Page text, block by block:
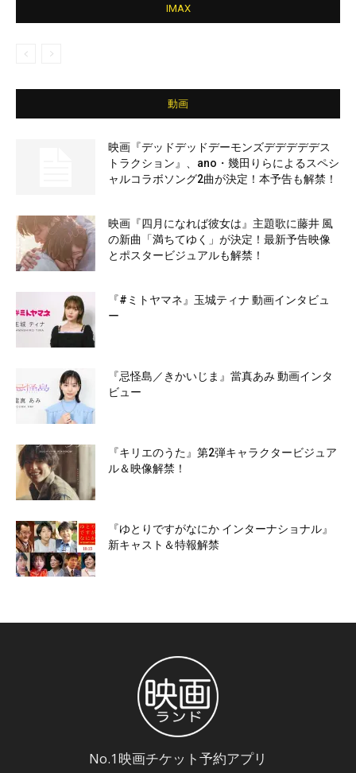
IMAX
動画
映画『デッドデッドデーモンズデデデデデス
トラクション』、ano・幾田りらによるスペシ
ャルコラボソング2曲が決定！本予告も解禁！
映画『四月になれば彼女は』主題歌に藤井 風
の新曲「満ちてゆく」が決定！最新予告映像
とポスタービジュアルも解禁！
『#ミトヤマネ』玉城ティナ 動画インタビュ
ー
『忌怪島／きかいじま』當真あみ 動画インタ
ビュー
『キリエのうた』第2弾キャラクタービジュア
ル＆映像解禁！
『ゆとりですがなにか インターナショナル』
新キャスト＆特報解禁
No.1映画チケット予約アプリ